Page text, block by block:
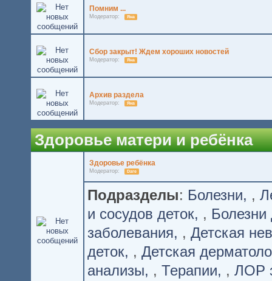
Помним ...
Модератор: Яна
Сбор закрыт! Ждем хороших новостей
Модератор: Яна
Архив раздела
Модератор: Яна
Здоровье матери и ребёнка
Здоровье ребёнка
Модератор: Dare
Подразделы: Болезни ,
и сосудов деток , Болезни
заболевания
, Детская
деток , Детская
анализы
, Терапии , ЛОР